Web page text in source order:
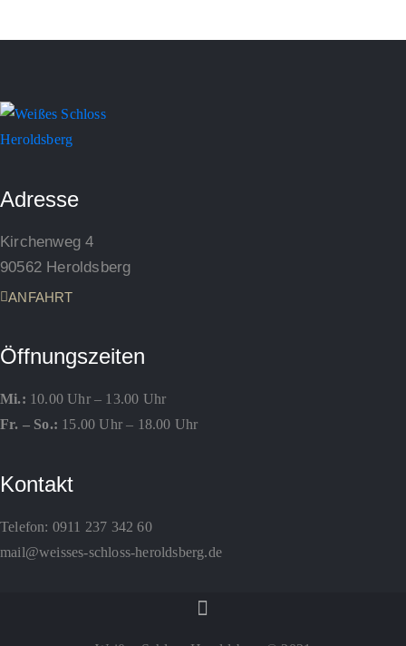
Adresse
Kirchenweg 4
90562 Heroldsberg
ANFAHRT
Öffnungszeiten
Mi.: 10.00 Uhr – 13.00 Uhr
Fr. – So.: 15.00 Uhr – 18.00 Uhr
Kontakt
Telefon: 0911 237 342 60
mail@weisses-schloss-heroldsberg.de